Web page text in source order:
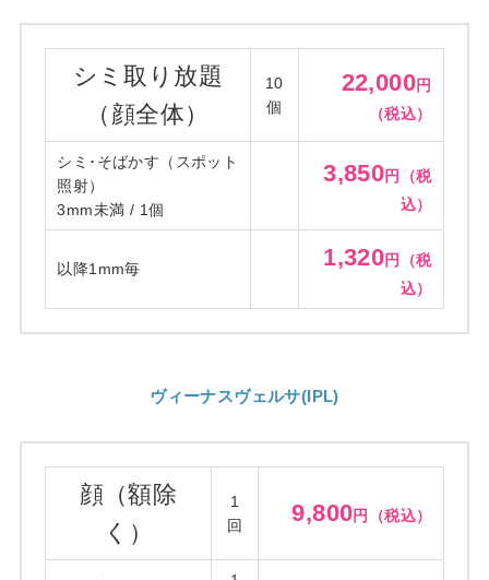
シミ取り放題
（顔全体）
10
個
22,000円
（税込）
シミ･そばかす（スポット
照射）
3mm未満 / 1個
3,850円（税
込）
以降1mm毎 1,320円（税
込）
ヴィーナスヴェルサ(IPL)
顔（額除
く）
1
回
9,800円（税込）